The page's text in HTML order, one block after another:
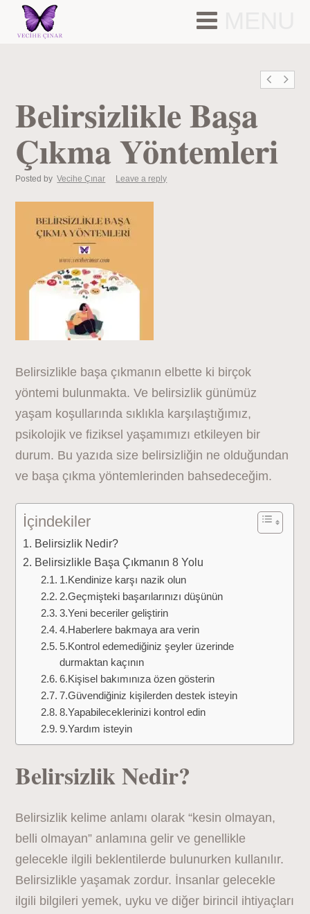
MENU
Belirsizlikle Başa
Çıkma Yöntemleri
Posted by Vecihe Çınar Leave a reply
Belirsizlikle başa çıkmanın elbette ki birçok
yöntemi bulunmakta. Ve belirsizlik günümüz
yaşam koşullarında sıklıkla karşılaştığımız,
psikolojik ve fiziksel yaşamımızı etkileyen bir
durum. Bu yazıda size belirsizliğin ne olduğundan
ve başa çıkma yöntemlerinden bahsedeceğim.
İçindekiler
Belirsizlik Nedir?
Belirsizlikle Başa Çıkmanın 8 Yolu
1.Kendinize karşı nazik olun
2.Geçmişteki başarılarınızı düşünün
3.Yeni beceriler geliştirin
4.Haberlere bakmaya ara verin
5.Kontrol edemediğiniz şeyler üzerinde
durmaktan kaçının
6.Kişisel bakımınıza özen gösterin
7.Güvendiğiniz kişilerden destek isteyin
8.Yapabileceklerinizi kontrol edin
9.Yardım isteyin
Belirsizlik Nedir?
Belirsizlik kelime anlamı olarak “kesin olmayan,
belli olmayan” anlamına gelir ve genellikle
gelecekle ilgili beklentilerde bulunurken kullanılır.
Belirsizlikle yaşamak zordur. İnsanlar gelecekle
ilgili bilgileri yemek, uyku ve diğer birincil ihtiyaçları